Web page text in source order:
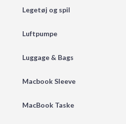
Legetøj og spil
Luftpumpe
Luggage & Bags
Macbook Sleeve
MacBook Taske